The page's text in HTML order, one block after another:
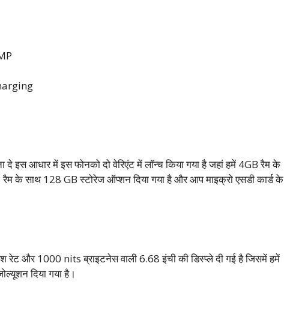
इस आधार में इस फोनको दो वेरिएंट में लॉन्च किया गया है जहां हमें 4GB रैम के
के साथ 128 GB स्टोरेज ऑप्शन दिया गया है और आप माइक्रो एसडी कार्ड के
रेट और 1000 nits ब्राइटनेस वाली 6.68 इंची की डिस्प्ले दी गई है जिसमें हमें
दिया गया है।